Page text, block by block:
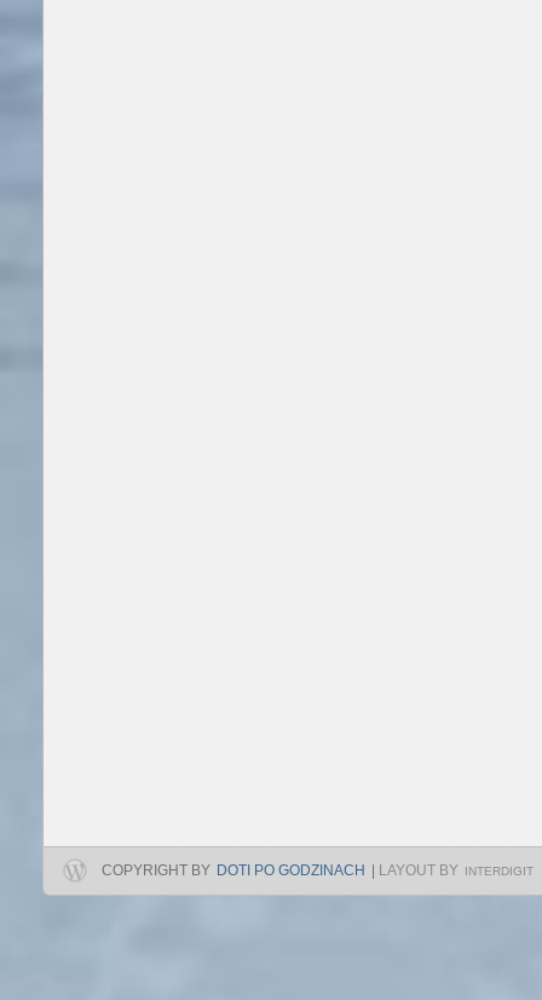
COPYRIGHT BY DOTI PO GODZINACH | LAYOUT BY INTERDIGIT